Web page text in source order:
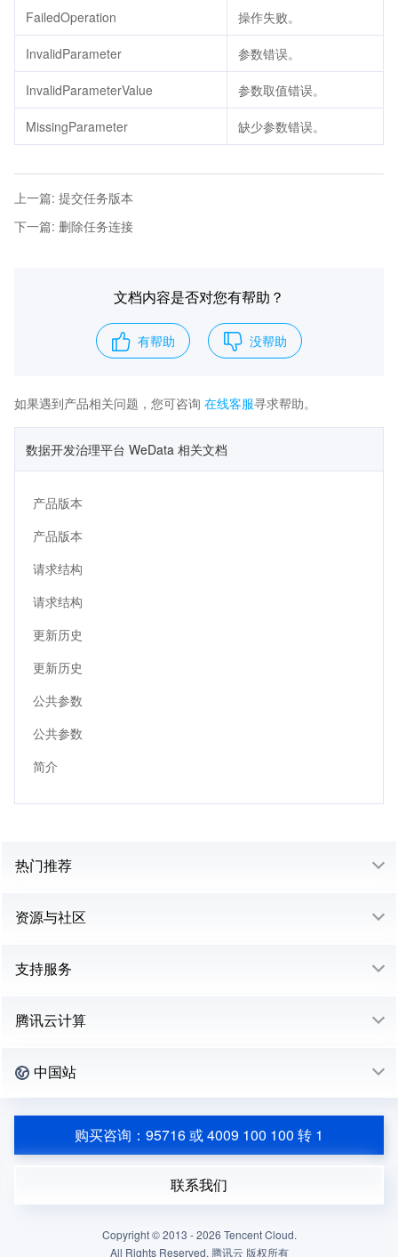
FailedOperation 操作失败。
InvalidParameter 参数错误。
InvalidParameterValue 参数取值错误。
MissingParameter 缺少参数错误。
上一篇: 提交任务版本
下一篇: 删除任务连接
文档内容是否对您有帮助？
有帮助 没帮助
如果遇到产品相关问题，您可咨询 在线客服寻求帮助。
数据开发治理平台 WeData 相关文档
产品版本
产品版本
请求结构
请求结构
更新历史
更新历史
公共参数
公共参数
简介
热门推荐
资源与社区
支持服务
腾讯云计算
中国站
购买咨询：95716 或 4009 100 100 转 1
联系我们
Copyright © 2013 -2026 Tencent Cloud.
All Rights Reserved. 腾讯云 版权所有